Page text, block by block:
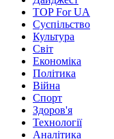
TOP For UA
Суспiльство
Культура
Світ
Економіка
Політика
Війна
Спорт
Здоров'я
Технології
Аналітика